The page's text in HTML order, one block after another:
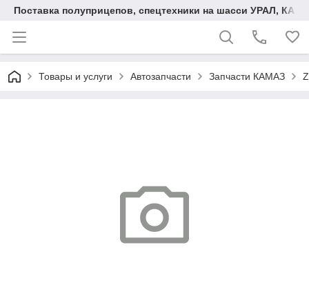
Поставка полуприцепов, спецтехники на шасси УРАЛ,
Товары и услуги Автозапчасти Запчасти КАМАЗ